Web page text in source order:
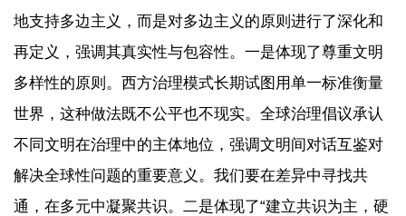
地支持多边主义，而是对多边主义的原则进行了深化和
再定义，强调其真实性与包容性。一是体现了尊重文明
多样性的原则。西方治理模式长期试图用单一标准衡量
世界，这种做法既不公平也不现实。全球治理倡议承认
不同文明在治理中的主体地位，强调文明间对话互鉴对
解决全球性问题的重要意义。我们要在差异中寻找共
通，在多元中凝聚共识。二是体现了“建立共识为主，硬